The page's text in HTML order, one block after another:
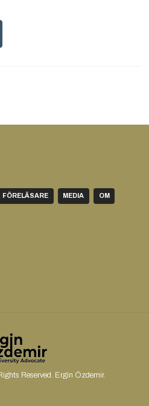
FÖRELÄSARE MEDIA OM
Reserved. Ergin Özdemir.